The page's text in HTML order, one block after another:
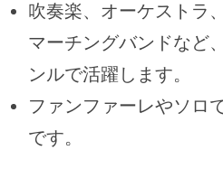
吹奏楽、オーケストラ
マーチングバンドなど
ンルで活躍します。
ファンファーレやソロ
です。